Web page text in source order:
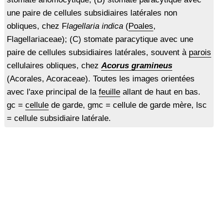
une paire de cellules subsidiaires latérales non
obliques, chez Flagellaria indica(Poales,
Flagellariaceae); (C) stomate paracytique avec une
paire de cellules subsidiaires latérales, souvent à parois
cellulaires obliques, chezAcorus gramineus
(Acorales, Acoraceae). Toutes les images orientées
avec l'axe principal de la feuilleallant de haut en bas.
gc = cellulede garde, gmc = cellule de garde mère, lsc
= cellule subsidiaire latérale.